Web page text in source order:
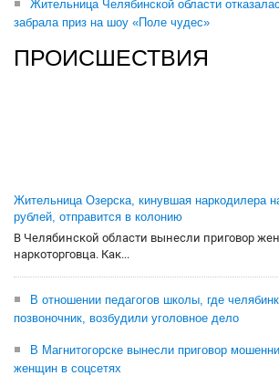
Жительница Челябинской области
забрала приз на шоу «Поле чудес»
ПРОИСШЕСТВИЯ
Жительница Озерска, кинувшая наркодилера
рублей, отправится в колонию
В Челябинской области вынесли приговор
наркоторговца. Как...
В отношении педагогов школы, где
позвоночник, возбудили уголовное дело
В Магнитогорске вынесли приговор
женщин в соцсетях